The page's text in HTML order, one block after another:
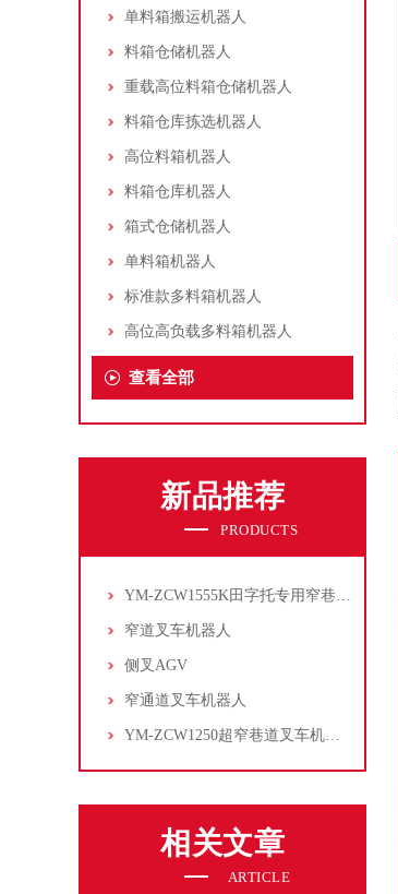
单料箱搬运机器人
料箱仓储机器人
重载高位料箱仓储机器人
料箱仓库拣选机器人
高位料箱机器人
料箱仓库机器人
箱式仓储机器人
单料箱机器人
标准款多料箱机器人
高位高负载多料箱机器人
查看全部
新品推荐
PRODUCTS
YM-ZCW1555K田字托专用窄巷道叉车机器人
窄道叉车机器人
侧叉AGV
窄通道叉车机器人
YM-ZCW1250超窄巷道叉车机器人
相关文章
ARTICLE